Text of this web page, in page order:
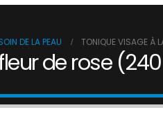
DE LA PEAU TONIQUE VISAGE À
de rose